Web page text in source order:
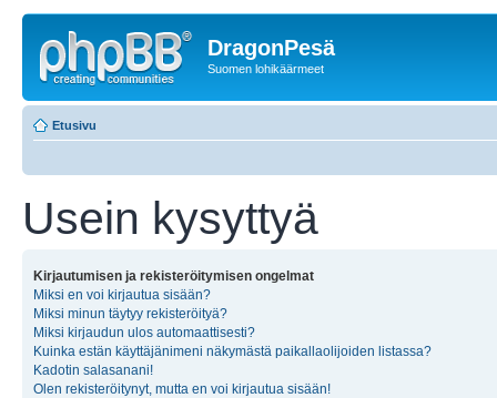
DragonPesä
Suomen lohikäärmeet
Etusivu
Usein kysyttyä
Kirjautumisen ja rekisteröitymisen ongelmat
Miksi en voi kirjautua sisään?
Miksi minun täytyy rekisteröityä?
Miksi kirjaudun ulos automaattisesti?
Kuinka estän käyttäjänimeni näkymästä paikallaolijoiden listassa?
Kadotin salasanani!
Olen rekisteröitynyt, mutta en voi kirjautua sisään!